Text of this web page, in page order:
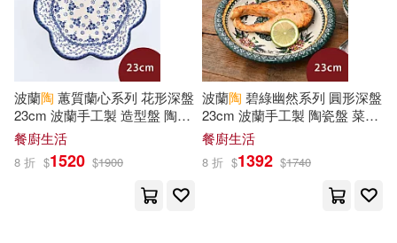
胡媛媛(29) 陶繼新(29)
Milkyway(28)
ながえSTYLE(28)
小達文西編輯部(28)
吉林出版集團有限責任公司(86)
中國醫藥科技出版社(85)
Wow Media(84)
中國經濟出版社(80)
波蘭陶 蕙質蘭心系列 花形深盤
23cm 波蘭手工製 造型盤 陶瓷
盤 菜盤 水果盤 沙拉盤
餐廚生活
8 折 $1520 $1900
波蘭陶 碧綠幽然系列 圓形深盤
23cm 波蘭手工製 陶瓷盤 菜盤
水果盤 沙拉盤
餐廚生活
8 折 $1392 $1740